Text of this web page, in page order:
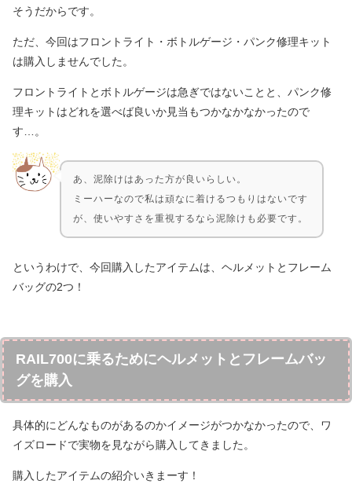
そうだからです。
ただ、今回はフロントライト・ボトルゲージ・パンク修理キット
は購入しませんでした。
フロントライトとボトルゲージは急ぎではないことと、パンク修
理キットはどれを選べば良いか見当もつかなかなかったので
す…。
あ、泥除けはあった方が良いらしい。
ミーハーなので私は頑なに着けるつもりはないです
が、使いやすさを重視するなら泥除けも必要です。
というわけで、今回購入したアイテムは、ヘルメットとフレーム
バッグの2つ！
RAIL700に乗るためにヘルメットとフレームバッ
グを購入
具体的にどんなものがあるのかイメージがつかなかったので、ワ
イズロードで実物を見ながら購入してきました。
購入したアイテムの紹介いきまーす！